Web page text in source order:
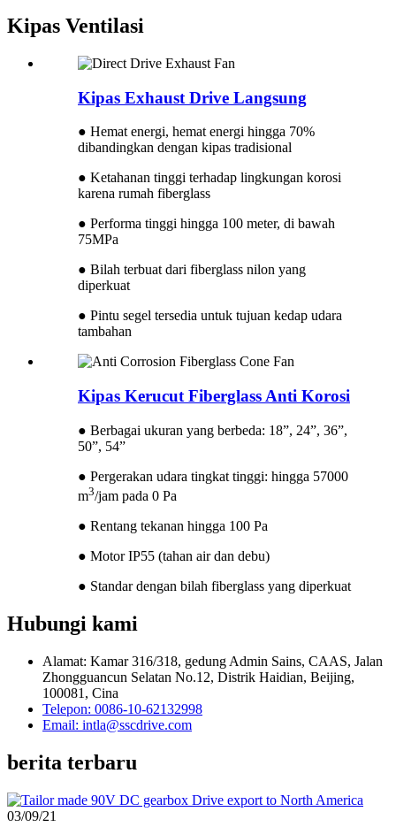
Kipas Ventilasi
Kipas Exhaust Drive Langsung
● Hemat energi, hemat energi hingga 70%
dibandingkan dengan kipas tradisional
● Ketahanan tinggi terhadap lingkungan korosi
karena rumah fiberglass
● Performa tinggi hingga 100 meter, di bawah
75MPa
● Bilah terbuat dari fiberglass nilon yang
diperkuat
● Pintu segel tersedia untuk tujuan kedap udara
tambahan
Kipas Kerucut Fiberglass Anti Korosi
● Berbagai ukuran yang berbeda: 18”, 24”, 36”,
50”, 54”
● Pergerakan udara tingkat tinggi: hingga 57000
m3/jam pada 0 Pa
● Rentang tekanan hingga 100 Pa
● Motor IP55 (tahan air dan debu)
● Standar dengan bilah fiberglass yang diperkuat
Hubungi kami
Alamat: Kamar 316/318, gedung Admin Sains, CAAS, Jalan
Zhongguancun Selatan No.12, Distrik Haidian, Beijing,
100081, Cina
Telepon: 0086-10-62132998
Email: intla@sscdrive.com
berita terbaru
03/09/21